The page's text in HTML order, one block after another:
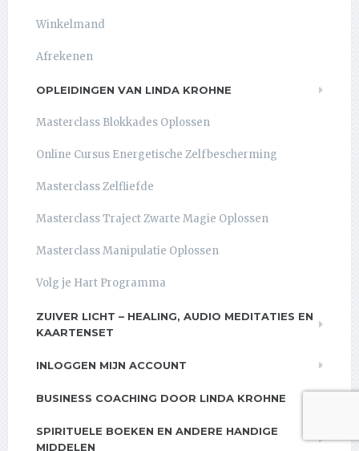
Winkelmand
Afrekenen
OPLEIDINGEN VAN LINDA KROHNE
Masterclass Blokkades Oplossen
Online Cursus Energetische Zelfbescherming
Masterclass Zelfliefde
Masterclass Traject Zwarte Magie Oplossen
Masterclass Manipulatie Oplossen
Volg je Hart Programma
ZUIVER LICHT – HEALING, AUDIO MEDITATIES EN
KAARTENSET
INLOGGEN MIJN ACCOUNT
BUSINESS COACHING DOOR LINDA KROHNE
SPIRITUELE BOEKEN EN ANDERE HANDIGE
MIDDELEN